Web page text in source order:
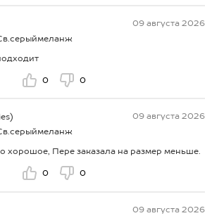
09 августа 2026
0 0
09 августа 2026
хорошое, Пере заказала на размер меньше.
0 0
09 августа 2026